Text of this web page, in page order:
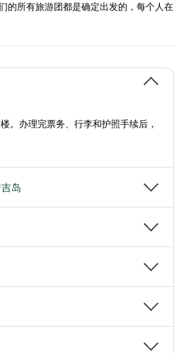
的所有旅游团都是确定出发的，每个人在
。办理完票务、行李和护照手续后，
岛